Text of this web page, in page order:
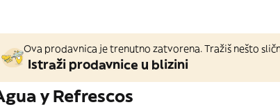
Ova prodavnica je trenutno zatvorena. Tražiš nešto
Istraži prodavnice u blizini
y Refrescos